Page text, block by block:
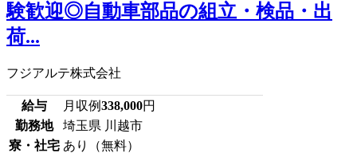
験歓迎◎自動車部品の組立・検品・出
荷...
フジアルテ株式会社
給与 月収例338,000円
勤務地
埼玉県 川越市
寮・社宅 あり（無料）